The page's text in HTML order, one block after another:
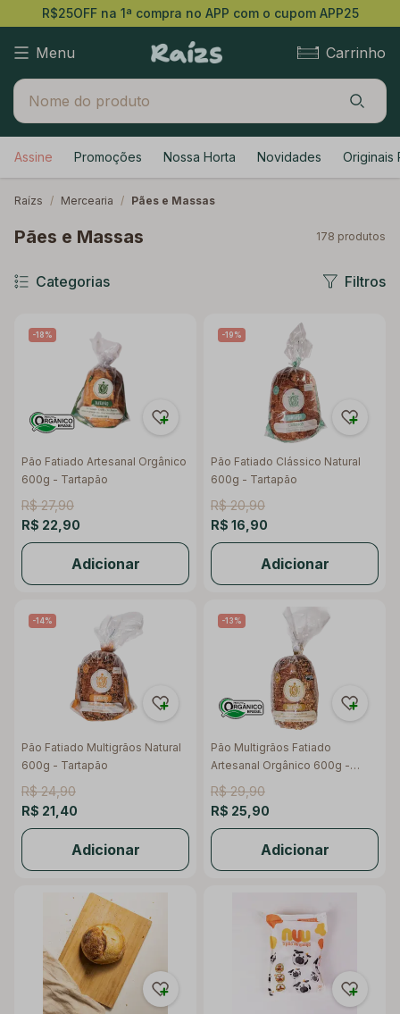
R$25OFF na 1ª compra no APP com o cupom APP25
Menu Carrinho
Assine Promoções Nossa Horta Novidades Originais
Raízs / Mercearia / Pães e Massas
Pães e Massas 178 produtos
Categorias Filtros
-18%
Pão Fatiado Artesanal Orgânico
600g - Tartapão
R$ 27,90
R$ 22,90
Adicionar
-19%
Pão Fatiado Clássico Natural
600g - Tartapão
R$ 20,90
R$ 16,90
Adicionar
-14%
Pão Fatiado Multigrãos Natural
600g - Tartapão
R$ 24,90
R$ 21,40
Adicionar
-13%
Pão Multigrãos Fatiado
Artesanal Orgânico 600g -
Tartapão
R$ 29,90
R$ 25,90
Adicionar